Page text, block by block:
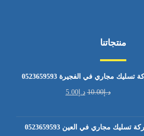
منتجاتنا
تسليك مجاري في الفجيرة 0523659593
د.إ10.00 د.إ5.00
تسليك مجاري في العين 0523659593